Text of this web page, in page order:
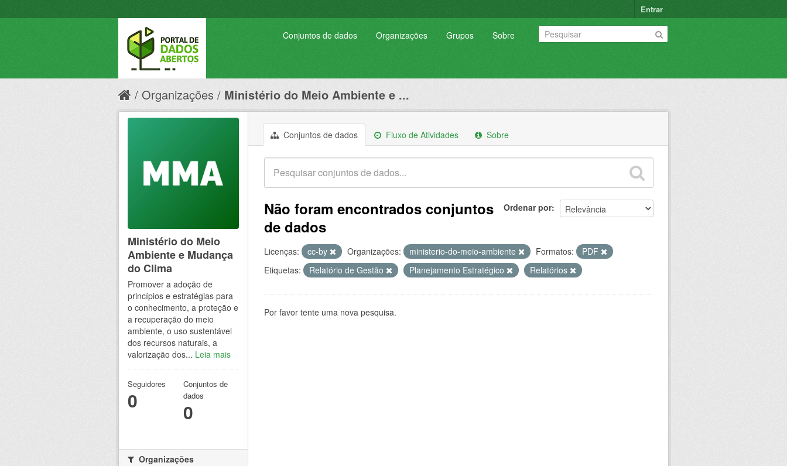
Entrar
Conjuntos de dados Organizações Grupos Sobre
Organizações Ministério do Meio Ambiente e ...
Conjuntos de dados Fluxo de Atividades Sobre
Ordenar por
Não foram encontrados conjuntos
de dados
Licenças: cc-by Organizações: ministerio-do-meio-ambiente Formatos:
PDF
Etiquetas:
Relatório de Gestão Planejamento Estratégico Relatórios
Por favor tente uma nova pesquisa.
Ministério do Meio
Ambiente e Mudança
do Clima
Promover a adoção de
princípios e estratégias para
o conhecimento, a proteção e
a recuperação do meio
ambiente, o uso sustentável
dos recursos naturais, a
valorização dos... Leia mais
Seguidores
0
Conjuntos de
dados
0
Organizações